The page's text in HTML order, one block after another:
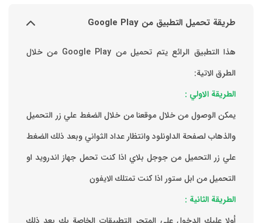
طريقة تحميل التطبيق من Google Play
هذا التطبيق الرائع يتم تحميل من Google Play من خلال
الطرق الاتية:
الطريقة الاولي :
يمكن الوصول من خلال موقعنا من خلال الضغط علي زر التحميل
والذهاب لصفحة الداونلود وانتظار عداد الثواني وبعد ذلك الضغط
علي زر التحميل من جوجل بلاي اذا كنت تحمل جهاز اندرويد او
التحميل من ابل ستور اذا كنت تمتلك الايفون
الطريقة الثانية :